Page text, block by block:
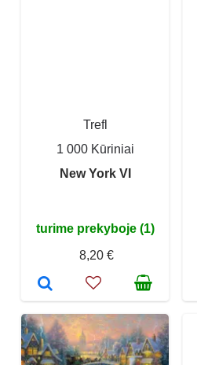
Trefl
1 000 Kūriniai
New York VI
turime prekyboje (1)
8,20 €